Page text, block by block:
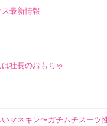
最新情報
社長のおもちゃ
マネキン〜ガチムチスーツ